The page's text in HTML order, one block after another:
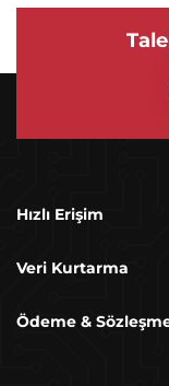
Hızlı Erişim
Veri Kurtarma
Ödeme &